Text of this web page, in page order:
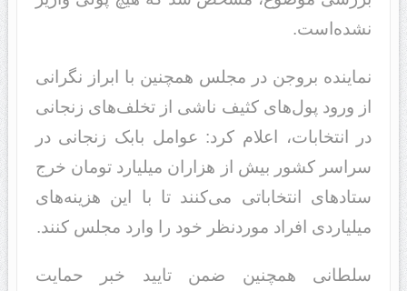
نشده‌است.
نماینده بروجن در مجلس همچنین با ابراز نگرانی
از ورود پول‌های کثیف ناشی از تخلف‌های زنجانی
در انتخابات، اعلام کرد: عوامل بابک زنجانی در
سراسر کشور بیش از هزاران میلیارد تومان خرج
ستادهای انتخاباتی می‌کنند تا با این هزینه‌های
میلیاردی افراد موردنظر خود را وارد مجلس کنند.
سلطانی همچنین ضمن تایید خبر حمایت